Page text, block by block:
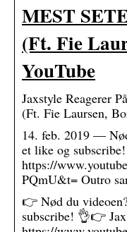
MEST
(Ft. Fie
YouTube
Jaxstyle Reagerer
(Ft. Fie Laursen,
14. feb. 2019 —
et like og
https://
PQmU&t= Outro
👉 Nød du
subscribe! 👌👉